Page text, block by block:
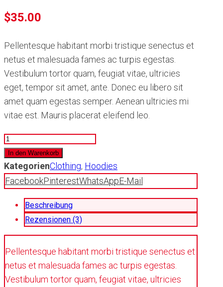
$35.00
Pellentesque habitant morbi tristique senectus et
netus et malesuada fames ac turpis egestas.
Vestibulum tortor quam, feugiat vitae, ultricies
eget, tempor sit amet, ante. Donec eu libero sit
amet quam egestas semper. Aenean ultricies mi
vitae est. Mauris placerat eleifend leo.
Special
Pack
Menge
In den Warenkorb
KategorienClothing, Hoodies
FacebookPinterestWhatsAppE-Mail
Beschreibung
Rezensionen (3)
Pellentesque habitant morbi tristique senectus et
netus et malesuada fames ac turpis egestas.
Vestibulum tortor quam, feugiat vitae, ultricies